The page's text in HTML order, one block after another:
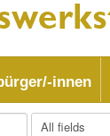
innen